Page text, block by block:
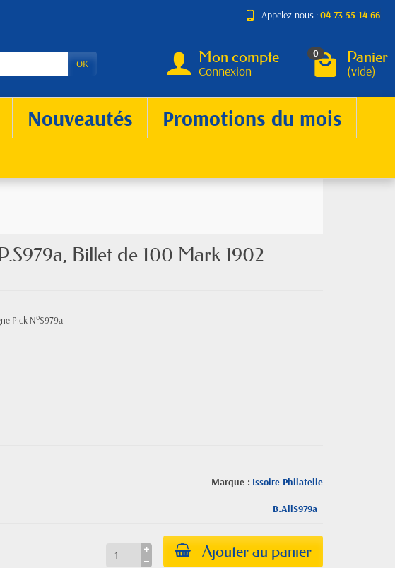
Appelez-nous :04 73 55 14 66
OK Mon compte
Connexion
0 Panier
(vide)
Nouveautés
Promotions du mois
Billet de 100 Mark 1902
Pick N°S979a
Marque : Issoire Philatelie
B.AllS979a
Ajouter au panier